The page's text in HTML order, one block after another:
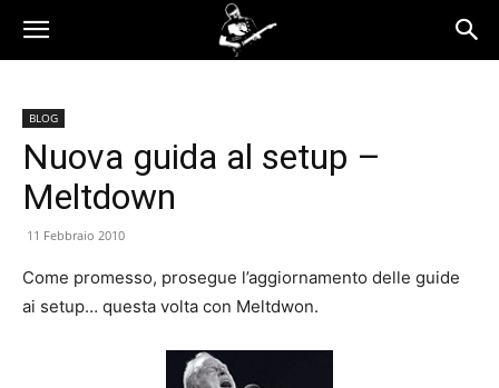
BLOG
Nuova guida al setup –
Meltdown
11 Febbraio 2010
Come promesso, prosegue l’aggiornamento delle guide
ai setup… questa volta con Meltdwon.